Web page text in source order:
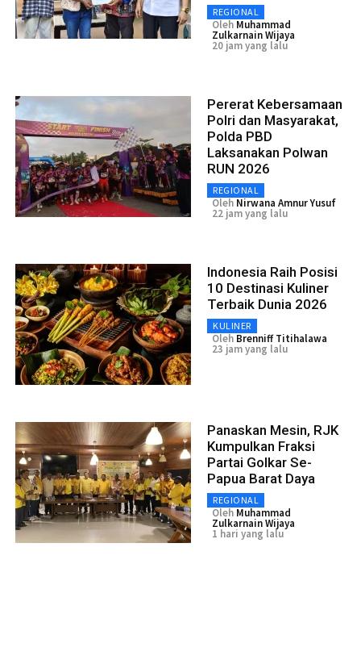
REGIONAL
Oleh Muhammad
Zulkarnain Wijaya
20 jam yang lalu
Pererat Kebersamaan
Polri dan Masyarakat,
Polda PBD
Laksanakan Polwan
RUN 2026
REGIONAL
Oleh Nirwana Amnur Yusuf
22 jam yang lalu
Indonesia Raih Posisi
10 Destinasi Kuliner
Terbaik Dunia 2026
KULINER
Oleh Brenniff Titihalawa
23 jam yang lalu
Panaskan Mesin, RJK
Kumpulkan Fraksi
Partai Golkar Se-
Papua Barat Daya
REGIONAL
Oleh Muhammad
Zulkarnain Wijaya
1 hari yang lalu